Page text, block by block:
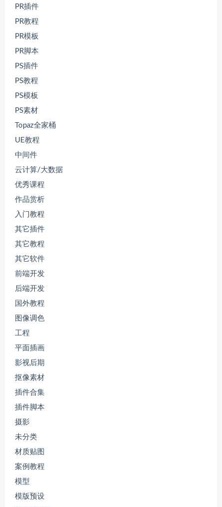
PR插件
PR教程
PR模板
PR脚本
PS插件
PS教程
PS模板
PS素材
Topaz全家桶
UE教程
中间件
云计算/大数据
优秀课程
作品赏析
入门教程
其它插件
其它教程
其它软件
前端开发
后端开发
国外教程
图像调色
工程
平面插画
影视后期
抠像素材
插件合集
插件脚本
摄影
未分类
材质贴图
案例教程
模型
模版预设